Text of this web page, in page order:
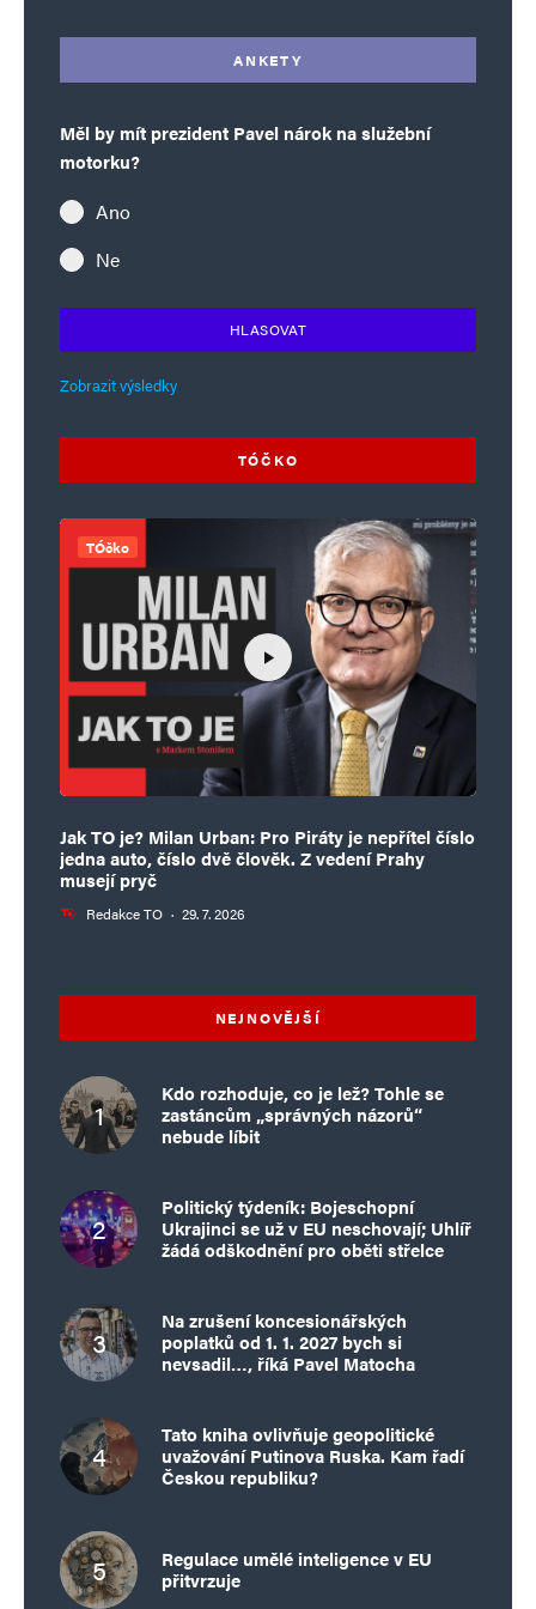
ANKETY
Měl by mít prezident Pavel nárok na služební
motorku?
Ano
Ne
HLASOVAT
Zobrazit výsledky
TÓČKO
TÓčko
Jak TO je? Milan Urban: Pro Piráty je nepřítel číslo
jedna auto, číslo dvě člověk. Z vedení Prahy
musejí pryč
Redakce TO · 29. 7. 2026
NEJNOVĚJŠÍ
Kdo rozhoduje, co je lež? Tohle se
zastáncům „správných názorů“
nebude líbit
Politický týdeník: Bojeschopní
Ukrajinci se už v EU neschovají; Uhlíř
žádá odškodnění pro oběti střelce
Na zrušení koncesionářských
poplatků od 1. 1. 2027 bych si
nevsadil…, říká Pavel Matocha
Tato kniha ovlivňuje geopolitické
uvažování Putinova Ruska. Kam řadí
Českou republiku?
Regulace umělé inteligence v EU
přitvrzuje